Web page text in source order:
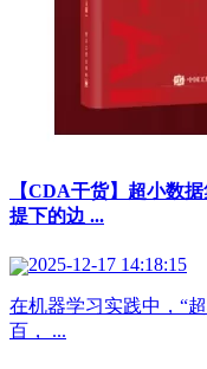
【CDA干货】超小数
提下的边 ...
2025-12-17 14:18:15
在机器学习实践中，“
百， ...